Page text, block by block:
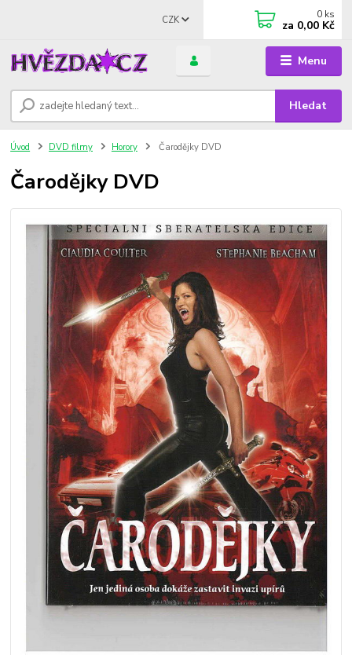
Menu
CZK
Hledat
0 ks
za 0,00 Kč
Úvod DVD filmy Horory Čarodějky DVD
Čarodějky DVD